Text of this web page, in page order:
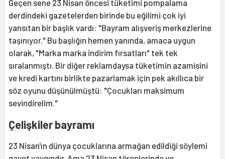
Geçen sene 23 Nisan öncesi tüketimi pompalama
derdindeki gazetelerden birinde bu eğilimi çok iyi
yansıtan bir başlık vardı: "Bayram alışveriş merkezlerine
taşınıyor." Bu başlığın hemen yanında, amaca uygun
olarak, "Marka marka indirim fırsatları" tek tek
sıralanmıştı. Bir diğer reklamdaysa tüketimin azamisini
ve kredi kartını birlikte pazarlamak için pek akıllıca bir
söz oyunu düşünülmüştü: "Çocukları maksimum
sevindirelim."
Çelişkiler bayramı
23 Nisan'ın dünya çocuklarına armağan edildiği söylemi